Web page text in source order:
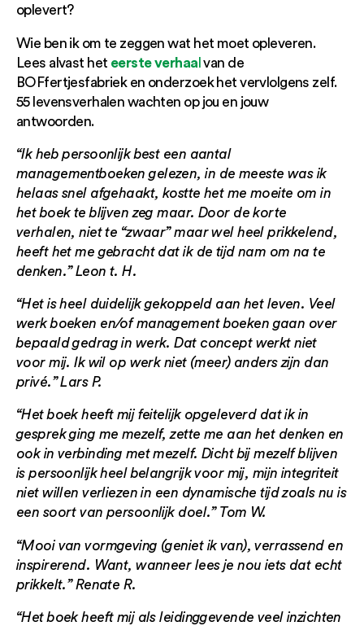
oplevert?
Wie ben ik om te zeggen wat het moet opleveren.
Lees alvast het eerste verhaalvan de
BOFfertjesfabriek en onderzoek het vervlolgens zelf.
55 levensverhalen wachten op jou en jouw
antwoorden.
“Ik heb persoonlijk best een aantal
managementboeken gelezen, in de meeste was ik
helaas snel afgehaakt, kostte het me moeite om in
het boek te blijven zeg maar. Door de korte
verhalen, niet te “zwaar” maar wel heel prikkelend,
heeft het me gebracht dat ik de tijd nam om na te
denken.” Leon t. H.
“Het is heel duidelijk gekoppeld aan het leven. Veel
werk boeken en/of management boeken gaan over
bepaald gedrag in werk. Dat concept werkt niet
voor mij. Ik wil op werk niet (meer) anders zijn dan
privé.” Lars P.
“Het boek heeft mij feitelijk opgeleverd dat ik in
gesprek ging me mezelf, zette me aan het denken en
ook in verbinding met mezelf. Dicht bij mezelf blijven
is persoonlijk heel belangrijk voor mij, mijn integriteit
niet willen verliezen in een dynamische tijd zoals nu is
een soort van persoonlijk doel.” Tom W.
“Mooi van vormgeving (geniet ik van), verrassend en
inspirerend. Want, wanneer lees je nou iets dat echt
prikkelt.” Renate R.
“Het boek heeft mij als leidinggevende veel inzichten